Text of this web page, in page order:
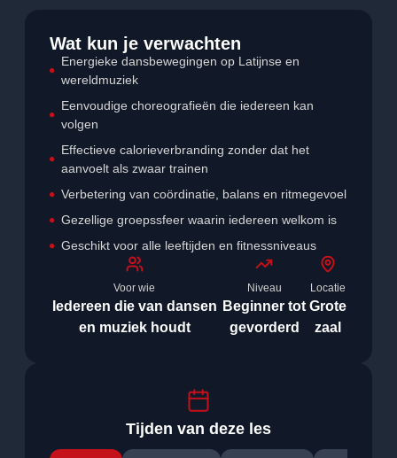
Wat kun je verwachten
Energieke dansbewegingen op Latijnse en
wereldmuziek
Eenvoudige choreografieën die iedereen kan
volgen
Effectieve calorieverbranding zonder dat het
aanvoelt als zwaar trainen
Verbetering van coördinatie, balans en ritmegevoel
Gezellige groepssfeer waarin iedereen welkom is
Geschikt voor alle leeftijden en fitnessniveaus
Voor wie
Iedereen die van dansen
en muziek houdt
Niveau
Beginner tot
gevorderd
Locatie
Grote
zaal
Tijden van deze les